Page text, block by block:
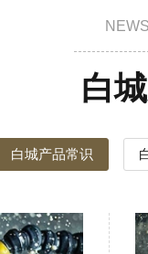
白
白城产品常识